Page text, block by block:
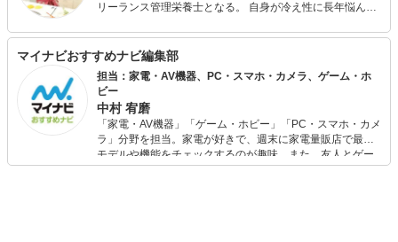
リーランス管理栄養士となる。 自身が冷え性に長年悩んで
料理教室講師をメインに、その他レシピ開発やコラム執
筆、栄養士さん向けWebライター講座を行っている。
マイナビおすすめナビ編集部
担当：家電・AV機器、PC・スマホ・カメラ、ゲーム・ホ
ビー
中村 宥磨
「家電・AV機器」「ゲーム・ホビー」「PC・スマホ・カメ
ラ」分野を担当。家電が好きで、週末に家電量販店で最新
モデルや機能をチェックするのが趣味。また、友人とゲー
ムを楽しみながら、新作タイトルやイベント情報もいち早